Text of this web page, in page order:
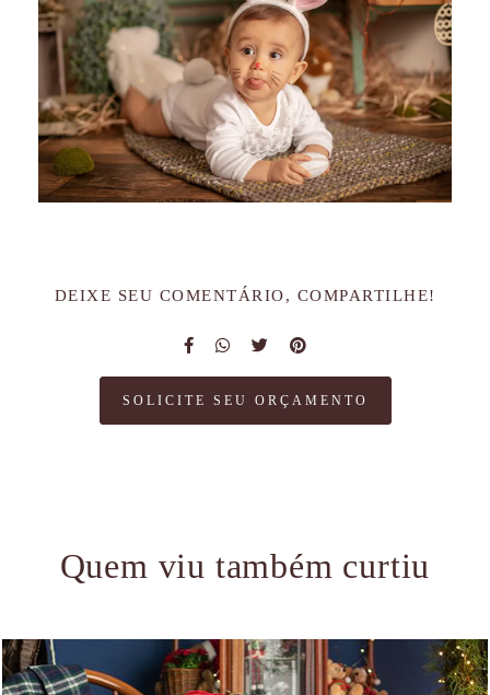
DEIXE SEU COMENTÁRIO, COMPARTILHE!
SOLICITE SEU ORÇAMENTO
Quem viu também curtiu